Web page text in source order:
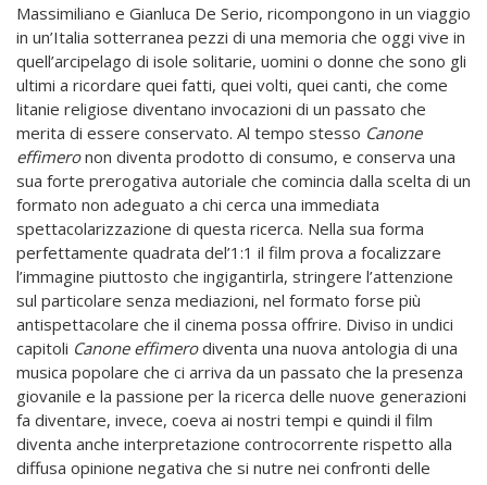
Massimiliano e Gianluca De Serio, ricompongono in un viaggio
in un’Italia sotterranea pezzi di una memoria che oggi vive in
quell’arcipelago di isole solitarie, uomini o donne che sono gli
ultimi a ricordare quei fatti, quei volti, quei canti, che come
litanie religiose diventano invocazioni di un passato che
merita di essere conservato. Al tempo stesso Canone
effimeronon diventa prodotto di consumo, e conserva una
sua forte prerogativa autoriale che comincia dalla scelta di un
formato non adeguato a chi cerca una immediata
spettacolarizzazione di questa ricerca. Nella sua forma
perfettamente quadrata del’1:1 il film prova a focalizzare
l’immagine piuttosto che ingigantirla, stringere l’attenzione
sul particolare senza mediazioni, nel formato forse più
antispettacolare che il cinema possa offrire. Diviso in undici
capitoli Canone effimerodiventa una nuova antologia di una
musica popolare che ci arriva da un passato che la presenza
giovanile e la passione per la ricerca delle nuove generazioni
fa diventare, invece, coeva ai nostri tempi e quindi il film
diventa anche interpretazione controcorrente rispetto alla
diffusa opinione negativa che si nutre nei confronti delle